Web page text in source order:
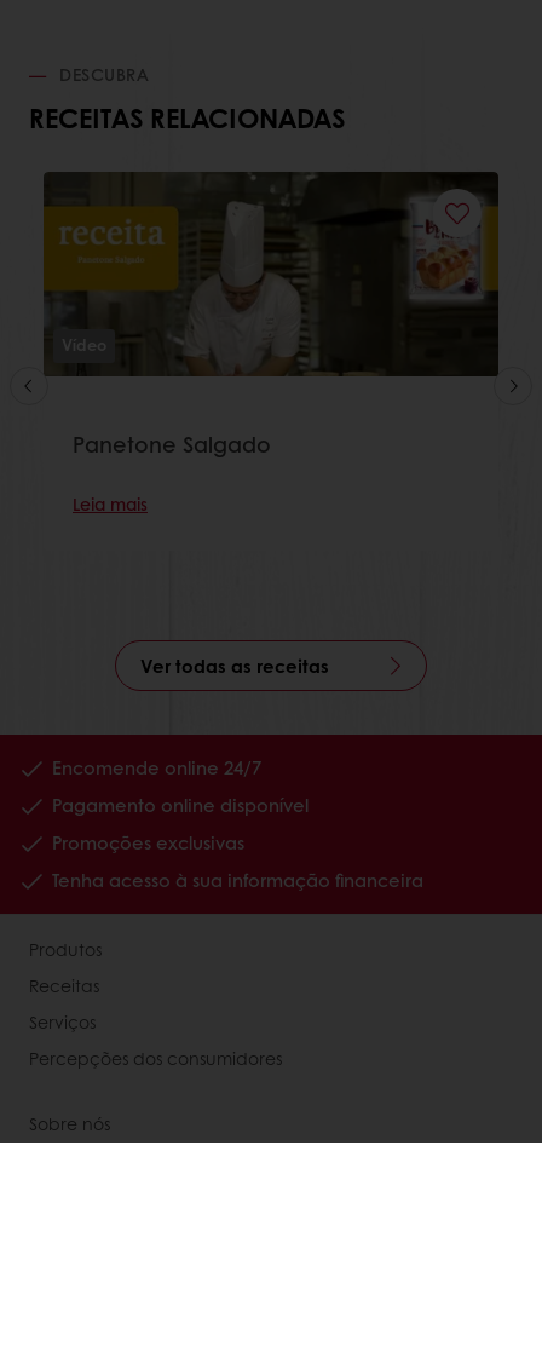
DESCUBRA
RECEITAS RELACIONADAS
Vídeo
Panetone Salgado
Leia mais
Ver todas as receitas
Encomende online 24/7
Pagamento online disponível
Promoções exclusivas
Tenha acesso à sua informação financeira
Produtos
Receitas
Serviços
Percepções dos consumidores
Sobre nós